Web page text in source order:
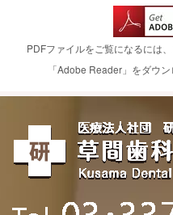
PDFファイルをご覧になるには
「Adobe Reader」をダウ